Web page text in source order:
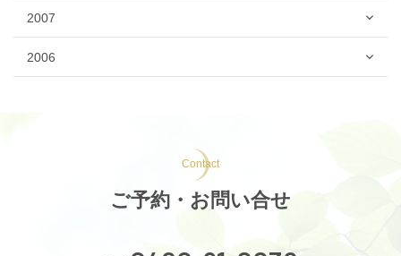
2007
2006
Contact
ご予約・お問い合せ